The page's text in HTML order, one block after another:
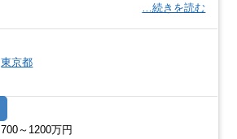
…続きを読む
東京都
700～1200万円